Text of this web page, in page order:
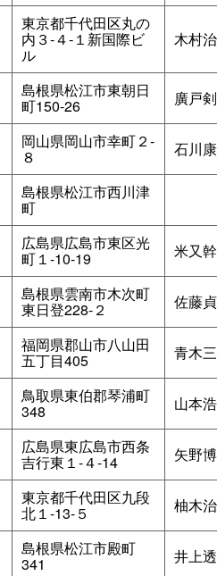
東京都千代田区丸の
内３‐４‐１新国際ビ
ル
木村治
島根県松江市東朝日
町150‐26 廣戸
岡山県岡山市幸町２‐
８ 石川
島根県松江市西川津
町
広島県広島市東区光
町１‐10‐19 米又
島根県雲南市木次町
東日登228‐２ 佐藤
福岡県郡山市八山田
五丁目405 青木
鳥取県東伯郡琴浦町
348 山本
広島県東広島市西条
吉行東１‐４‐14 矢野
東京都千代田区九段
北１‐13‐５ 柚木治
島根県松江市殿町
341 井上透